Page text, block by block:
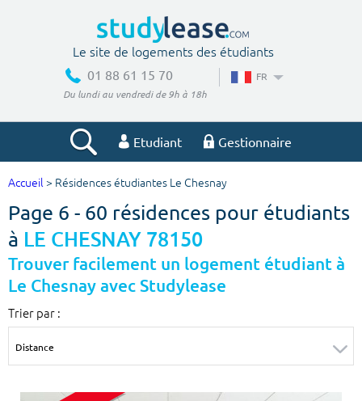
Le site de logements des étudiants
01 88 61 15 70
Du lundi au vendredi de 9h à 18h
FR
Etudiant Gestionnaire
Votre recherche
Ville, école
Accueil > Résidences étudiantes Le Chesnay
Page 6 - 60 résidences pour étudiants
à LE CHESNAY 78150
Trouver facilement un logement étudiant à
Le Chesnay avec Studylease
Trier par :